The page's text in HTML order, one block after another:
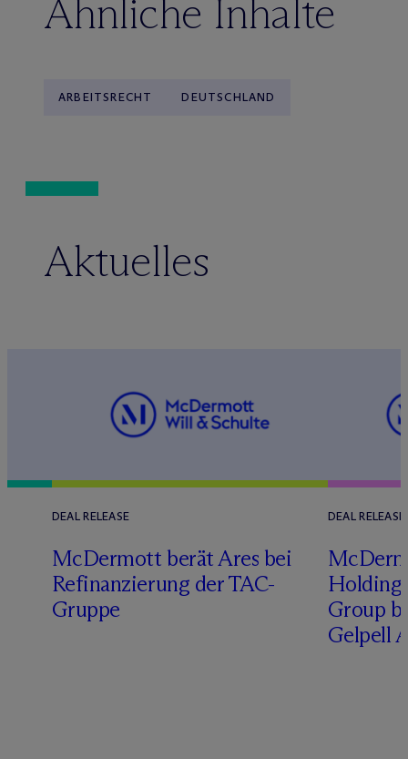
Ähnliche Inhalte
ARBEITSRECHT DEUTSCHLAND
Aktuelles
DEAL RELEASE
McDermott berät Ares bei
Refinanzierung der TAC-
Gruppe
DEAL RELEASE
Mc
Holding
Group
Gelpell